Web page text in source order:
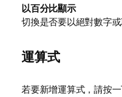
以百分比顯示
切換是否要以絕對數字
運算式
若要新增運算式，請按